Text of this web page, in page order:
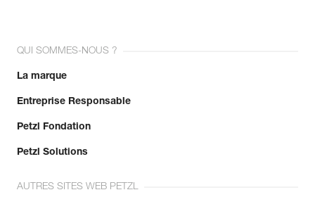
QUI SOMMES-NOUS ?
La marque
Entreprise Responsable
Petzl Fondation
Petzl Solutions
AUTRES SITES WEB PETZL